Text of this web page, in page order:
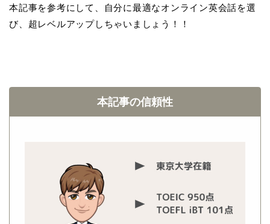
本記事を参考にして、自分に最適なオンライン英会話を選
び、超レベルアップしちゃいましょう！！
本記事の信頼性